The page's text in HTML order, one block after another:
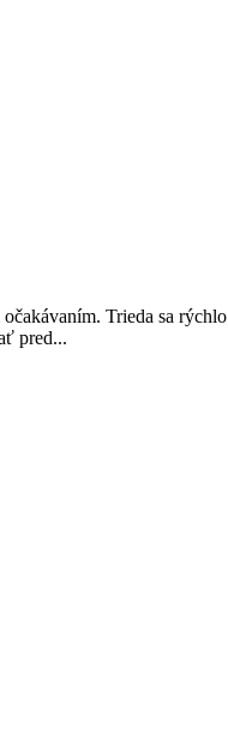
Trieda sa
pred...